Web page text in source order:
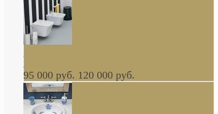
навесное КОМПЛЕКТ
95 000 руб. 120 000 руб.